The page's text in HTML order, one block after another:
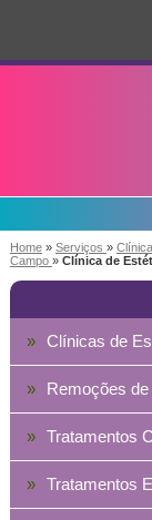
Home » Serviços »
Campo » Clínica de
Clínicas de
Remoções de
Tratamentos
Tratamentos